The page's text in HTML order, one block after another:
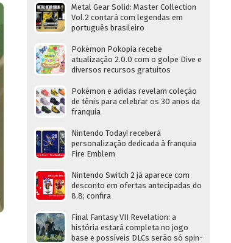
Metal Gear Solid: Master Collection
Vol.2 contará com legendas em
português brasileiro
Pokémon Pokopia recebe
atualização 2.0.0 com o golpe Dive e
diversos recursos gratuitos
Pokémon e adidas revelam coleção
de tênis para celebrar os 30 anos da
franquia
Nintendo Today! receberá
personalização dedicada à franquia
Fire Emblem
Nintendo Switch 2 já aparece com
desconto em ofertas antecipadas do
8.8; confira
Final Fantasy VII Revelation: a
história estará completa no jogo
base e possíveis DLCs serão só spin-